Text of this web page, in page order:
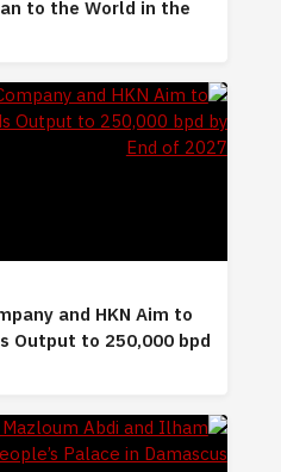
to the World in the
and HKN Aim to
Output to 250,000 bpd